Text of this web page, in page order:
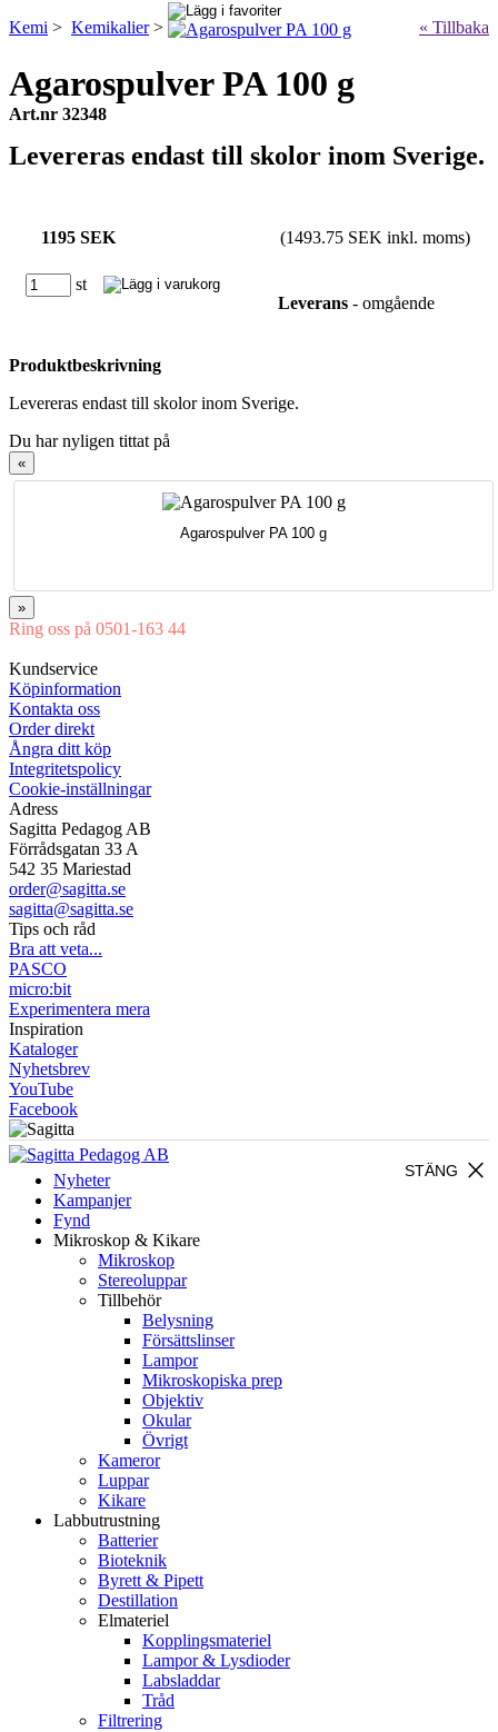
Kemi > Kemikalier> « Tillbaka
Agarospulver PA 100 g
Art.nr 32348
Levereras endast till skolor inom Sverige.
1195 SEK (1493.75 SEK inkl. moms)
st
Leverans - omgående
Produktbeskrivning
Levereras endast till skolor inom Sverige.
Du har nyligen tittat på
«
Agarospulver PA 100 g
»
Ring oss på 0501-163 44
Kundservice
Köpinformation
Kontakta oss
Order direkt
Ångra ditt köp
Integritetspolicy
Cookie-inställningar
Adress
Sagitta Pedagog AB
Förrådsgatan 33 A
542 35 Mariestad
order@sagitta.se
sagitta@sagitta.se
Tips och råd
Bra att veta...
PASCO
micro:bit
Experimentera mera
Inspiration
Kataloger
Nyhetsbrev
YouTube
Facebook
close
STÄNG
Nyheter
Kampanjer
Fynd
Mikroskop & Kikare
Mikroskop
Stereoluppar
Tillbehör
Belysning
Försättslinser
Lampor
Mikroskopiska prep
Objektiv
Okular
Övrigt
Kameror
Luppar
Kikare
Labbutrustning
Batterier
Bioteknik
Byrett & Pipett
Destillation
Elmateriel
Kopplingsmateriel
Lampor & Lysdioder
Labsladdar
Tråd
Filtrering